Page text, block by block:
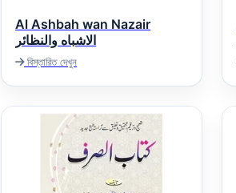
Al Ashbah wan Nazair
الاشباه والنظائر
বিস্তারিত দেখুন